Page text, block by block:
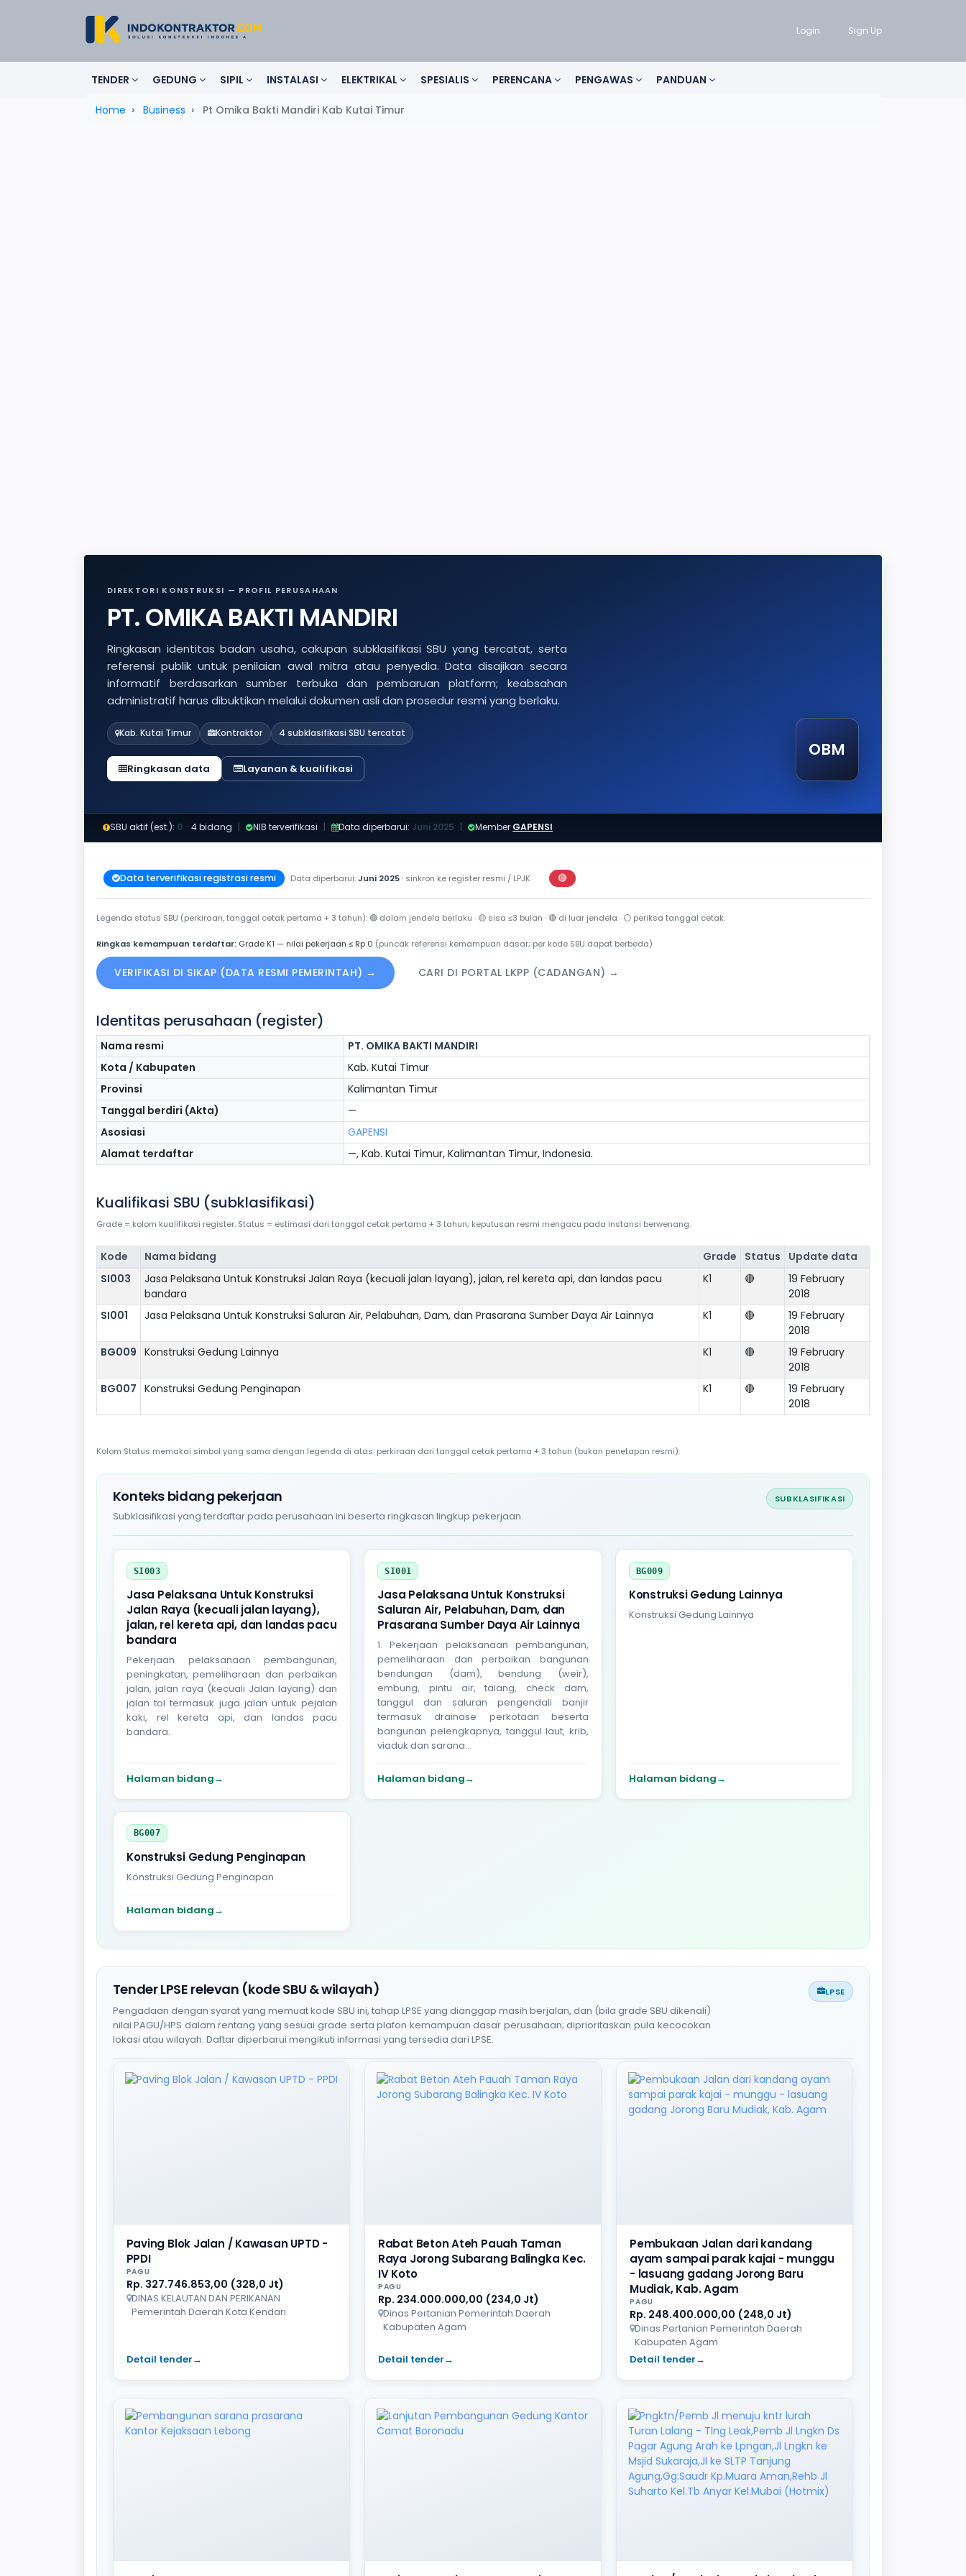
Login Sign Up
TENDER GEDUNG SIPIL INSTALASI ELEKTRIKAL SPESIALIS PERENCANA PENGAWAS PANDUAN
Home Business Pt Omika Bakti Mandiri Kab Kutai Timur
DIREKTORI KONSTRUKSI — PROFIL PERUSAHAAN
PT. OMIKA BAKTI MANDIRI
Ringkasan identitas badan usaha, cakupan subklasifikasi SBU yang tercatat, serta
referensi publik untuk penilaian awal mitra atau penyedia. Data disajikan secara
informatif berdasarkan sumber terbuka dan pembaruan platform; keabsahan
administratif harus dibuktikan melalui dokumen asli dan prosedur resmi yang berlaku.
Kab. Kutai Timur Kontraktor 4 subklasifikasi SBU tercatat
Ringkasan data Layanan & kualifikasi
OBM
SBU aktif (est.): 0 · 4 bidang | NIB terverifikasi | Data diperbarui: Juni 2025 | Member GAPENSI
Data terverifikasi registrasi resmi Data diperbarui:Juni 2025· sinkron ke register resmi / LPJK 🔴
Perkiraan di luar jendela berlaku
Legenda status SBU (perkiraan, tanggal cetak pertama + 3 tahun): 🟢 dalam jendela berlaku · 🟡 sisa ≤3 bulan ·🔴 di luar jendela · ⚪ periksa tanggal cetak.
Ringkas kemampuan terdaftar: Grade K1 — nilai pekerjaan ≤ Rp 0 (puncak referensi kemampuan dasar; per kode SBU dapat berbeda)
VERIFIKASI DI SIKAP (DATA RESMI PEMERINTAH) → CARI DI PORTAL LKPP (CADANGAN) →
Identitas perusahaan (register)
Nama resmi
PT. OMIKA BAKTI MANDIRI
Kota / Kabupaten
Kab. Kutai Timur
Provinsi
Kalimantan Timur
Tanggal berdiri (Akta)
—
Asosiasi
GAPENSI
Alamat terdaftar
—, Kab. Kutai Timur, Kalimantan Timur, Indonesia.
Kualifikasi SBU (subklasifikasi)
Grade = kolom kualifikasi register. Status = estimasi dari tanggal cetak pertama + 3 tahun; keputusan resmi mengacu pada instansi berwenang.
Kode Nama bidang Grade Status
Update data
SI003
Jasa Pelaksana Untuk Konstruksi Jalan Raya (kecuali jalan layang), jalan, rel kereta api, dan landas pacu
bandara
K1 🔴
19 February
2018
SI001
Jasa Pelaksana Untuk Konstruksi Saluran Air, Pelabuhan, Dam, dan Prasarana Sumber Daya Air Lainnya K1 🔴
19 February
2018
BG009 Konstruksi Gedung Lainnya K1 🔴
19 February
2018
BG007 Konstruksi Gedung Penginapan K1 🔴
19 February
2018
Kolom Status memakai simbol yang sama dengan legenda di atas: perkiraan dari tanggal cetak pertama + 3 tahun (bukan penetapan resmi).
Konteks bidang pekerjaan
Subklasifikasi yang terdaftar pada perusahaan ini beserta ringkasan lingkup pekerjaan.
SUBKLASIFIKASI
SI003
Jasa Pelaksana Untuk Konstruksi
Jalan Raya (kecuali jalan layang),
jalan, rel kereta api, dan landas pacu
bandara
Pekerjaan pelaksanaan pembangunan,
peningkatan, pemeliharaan dan perbaikan
jalan, jalan raya (kecuali Jalan layang) dan
jalan tol termasuk juga jalan untuk pejalan
kaki, rel kereta api, dan landas pacu
bandara.
Halaman bidang→
SI001
Jasa Pelaksana Untuk Konstruksi
Saluran Air, Pelabuhan, Dam, dan
Prasarana Sumber Daya Air Lainnya
1. Pekerjaan pelaksanaan pembangunan,
pemeliharaan dan perbaikan bangunan
bendungan (dam), bendung (weir),
embung, pintu air, talang, check dam,
tanggul dan saluran pengendali banjir
termasuk drainase perkotaan beserta
bangunan pelengkapnya, tanggul laut, krib,
viaduk dan sarana...
Halaman bidang→
BG009
Konstruksi Gedung Lainnya
Konstruksi Gedung Lainnya
Halaman bidang→
BG007
Konstruksi Gedung Penginapan
Konstruksi Gedung Penginapan
Halaman bidang→
Tender LPSE relevan (kode SBU & wilayah)
Pengadaan dengan syarat yang memuat kode SBU ini, tahap LPSE yang dianggap masih berjalan, dan (bila grade SBU dikenali)
nilai PAGU/HPS dalam rentang yang sesuai grade serta plafon kemampuan dasar perusahaan; diprioritaskan pula kecocokan
lokasi atau wilayah. Daftar diperbarui mengikuti informasi yang tersedia dari LPSE.
LPSE
Paving Blok Jalan / Kawasan UPTD -
PPDI
PAGU
Rp. 327.746.853,00 (328,0 Jt)
DINAS KELAUTAN DAN PERIKANAN
Pemerintah Daerah Kota Kendari
Detail tender→
Rabat Beton Ateh Pauah Taman
Raya Jorong Subarang Balingka Kec.
IV Koto
PAGU
Rp. 234.000.000,00 (234,0 Jt)
Dinas Pertanian Pemerintah Daerah
Kabupaten Agam
Detail tender→
Pembukaan Jalan dari kandang
ayam sampai parak kajai - munggu
- lasuang gadang Jorong Baru
Mudiak, Kab. Agam
PAGU
Rp. 248.400.000,00 (248,0 Jt)
Dinas Pertanian Pemerintah Daerah
Kabupaten Agam
Detail tender→